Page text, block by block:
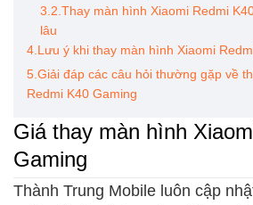
3.2.Thay màn hình Xiaomi Redmi
lâu
4.Lưu ý khi thay màn hình Xiaomi
5.Giải đáp các câu hỏi thường gặp về
Redmi K40 Gaming
Giá thay màn hình
Gaming
Thành Trung Mobile luôn cập